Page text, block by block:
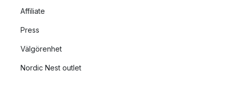
Affiliate
Press
Välgörenhet
Nordic Nest outlet